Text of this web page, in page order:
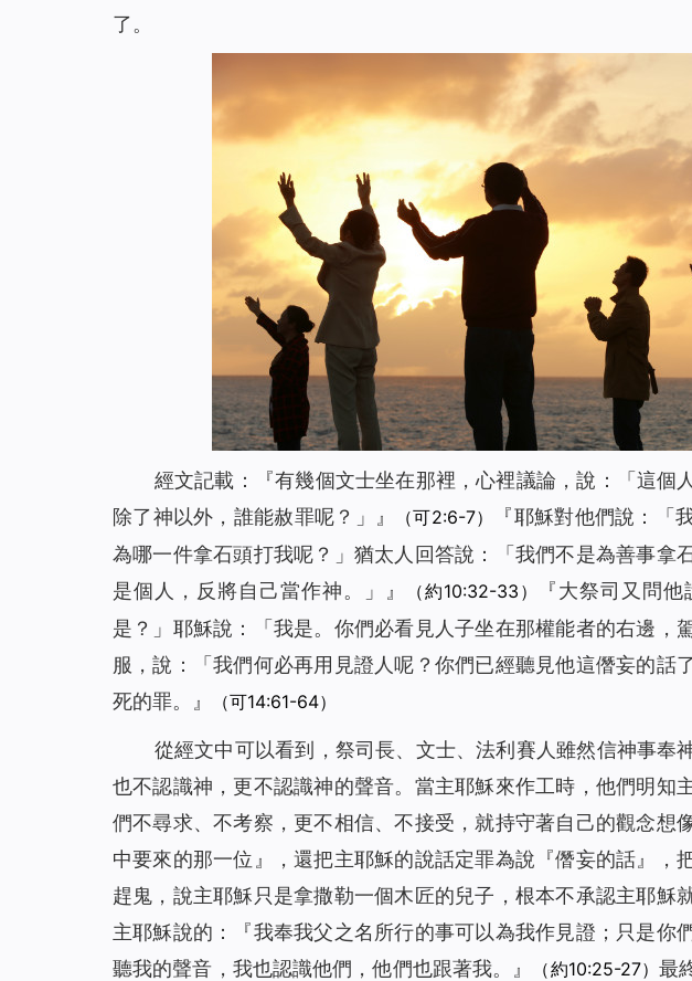
了。
經文記載：『有幾個文士坐在那裡，心裡議論，說：「這個
除了神以外，誰能赦罪呢？」』
（可2:6-7） 『耶穌對他們說：「
為哪一件拿石頭打我呢？ 」猶太人回答說：「我們不是為善事拿
是個人，反將自己當作神。」』
（約10:32-33）
『大祭司又問
是？」耶穌說：「 我是。你們必看見人子坐在那權能者的右邊，
服，說：「我們何必再用見證人呢？你們已經聽見他這僭妄的話
死的罪。』
（可14:61-64）
從經文中可以看到，祭司長、文士、法利賽人雖然信神事奉
也不認識神，更不認識神的聲音。當主耶穌來作工時，他們明知
們不尋求、不考察，更不相信、不接受，就持守著自己的觀念想
中要來的那一位』，還把主耶穌的說話定罪為說『僭妄的話』，
趕鬼，說主耶穌只是拿撒勒一個木匠的兒子，根本不承認主耶穌
主耶穌說的：『我奉我父之名所行的事可以為我作見證；只是你
聽我的聲音，我也認識他們，他們也跟著我。』
（約10:25-27） 最